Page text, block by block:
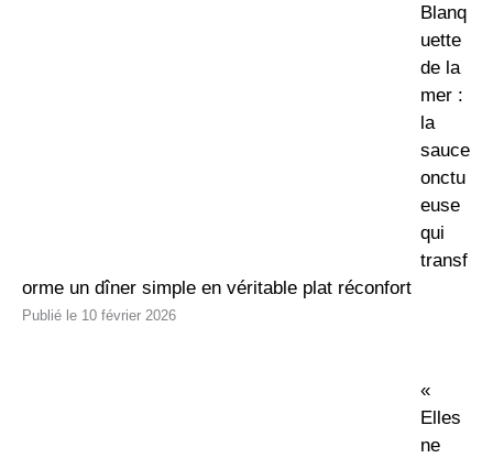
Blanq
uette
de la
mer :
la
sauce
onctu
euse
qui
transf
orme un dîner simple en véritable plat réconfort
10 février 2026
«
Elles
ne